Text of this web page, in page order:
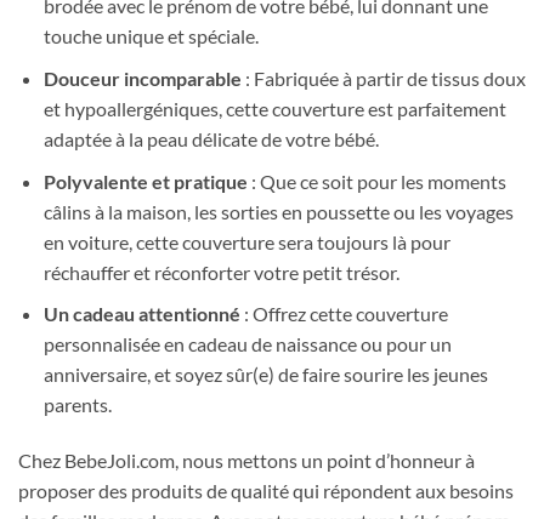
brodée avec le prénom de votre bébé, lui donnant une
touche unique et spéciale.
Douceur incomparable : Fabriquée à partir de tissus doux
et hypoallergéniques, cette couverture est parfaitement
adaptée à la peau délicate de votre bébé.
Polyvalente et pratique : Que ce soit pour les moments
câlins à la maison, les sorties en poussette ou les voyages
en voiture, cette couverture sera toujours là pour
réchauffer et réconforter votre petit trésor.
Un cadeau attentionné : Offrez cette couverture
personnalisée en cadeau de naissance ou pour un
anniversaire, et soyez sûr(e) de faire sourire les jeunes
parents.
Chez BebeJoli.com, nous mettons un point d’honneur à
proposer des produits de qualité qui répondent aux besoins